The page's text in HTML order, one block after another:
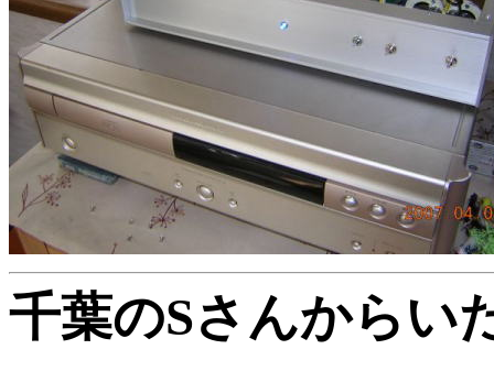
千葉のSさんからい